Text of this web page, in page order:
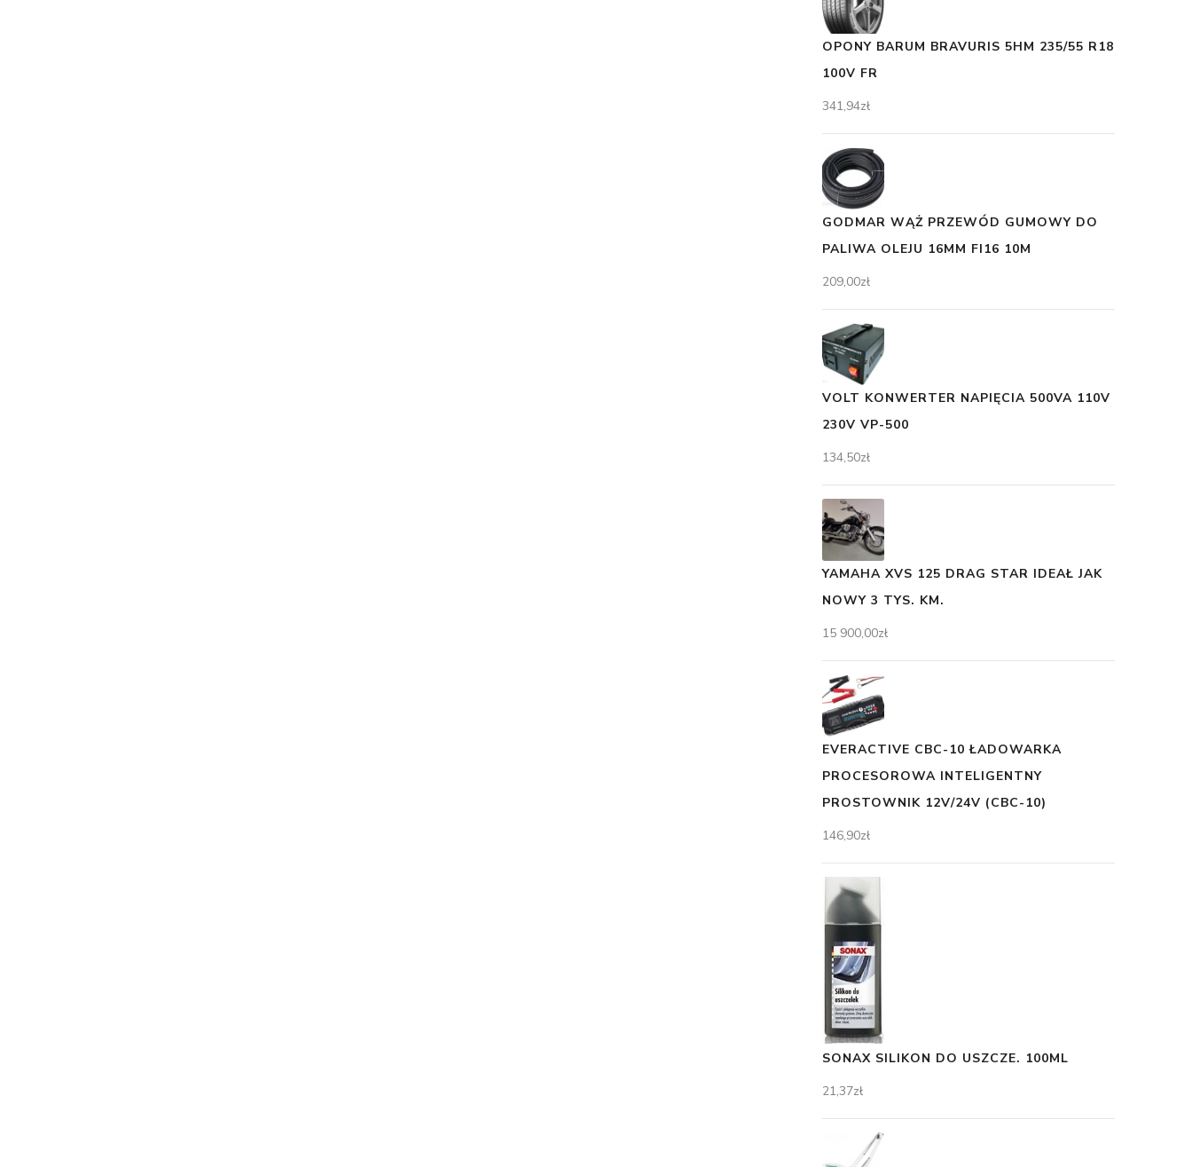
OPONY BARUM BRAVURIS 5HM 235/55 R18
100V FR
341,94zł
GODMAR WĄŻ PRZEWÓD GUMOWY DO
PALIWA OLEJU 16MM FI16 10M
209,00zł
VOLT KONWERTER NAPIĘCIA 500VA 110V
230V VP-500
134,50zł
YAMAHA XVS 125 DRAG STAR IDEAŁ JAK
NOWY 3 TYS. KM.
15 900,00zł
EVERACTIVE CBC-10 ŁADOWARKA
PROCESOROWA INTELIGENTNY
PROSTOWNIK 12V/24V (CBC-10)
146,90zł
SONAX SILIKON DO USZCZE. 100ML
21,37zł